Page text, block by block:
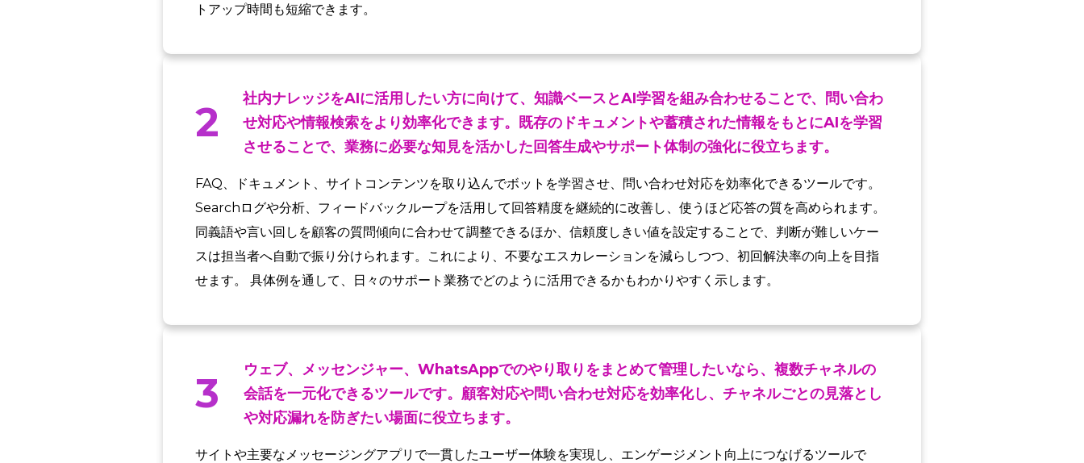
トアップ時間も短縮できます。
2
社内ナレッジをAIに活用したい方に向けて、知識ベースとAI学習を組み合わせることで、問い合わ
せ対応や情報検索をより効率化できます。既存のドキュメントや蓄積された情報をもとにAIを学習
させることで、業務に必要な知見を活かした回答生成やサポート体制の強化に役立ちます。
FAQ、ドキュメント、サイトコンテンツを取り込んでボットを学習させ、問い合わせ対応を効率化できるツールです。
Searchログや分析、フィードバックループを活用して回答精度を継続的に改善し、使うほど応答の質を高められます。
同義語や言い回しを顧客の質問傾向に合わせて調整できるほか、信頼度しきい値を設定することで、判断が難しいケー
スは担当者へ自動で振り分けられます。これにより、不要なエスカレーションを減らしつつ、初回解決率の向上を目指
せます。 具体例を通して、日々のサポート業務でどのように活用できるかもわかりやすく示します。
3
ウェブ、メッセンジャー、WhatsAppでのやり取りをまとめて管理したいなら、複数チャネルの
会話を一元化できるツールです。顧客対応や問い合わせ対応を効率化し、チャネルごとの見落とし
や対応漏れを防ぎたい場面に役立ちます。
サイトや主要なメッセージングアプリで一貫したユーザー体験を実現し、エンゲージメント向上につなげるツールで